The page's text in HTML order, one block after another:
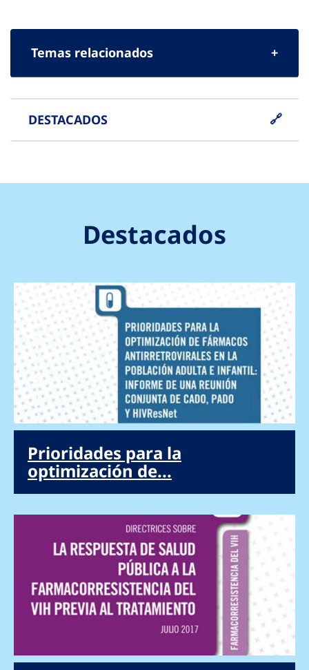
Temas relacionados
DESTACADOS
Destacados
Prioridades para la
optimización de...